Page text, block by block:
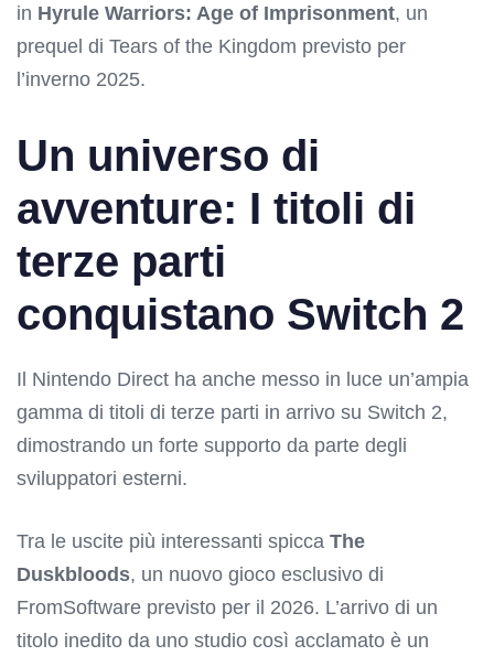
in Hyrule Warriors: Age of Imprisonment, un
prequel di Tears of the Kingdom previsto per
l’inverno 2025.
Un universo di
avventure: I titoli di
terze parti
conquistano Switch 2
Il Nintendo Direct ha anche messo in luce un’ampia
gamma di titoli di terze parti in arrivo su Switch 2,
dimostrando un forte supporto da parte degli
sviluppatori esterni.
Tra le uscite più interessanti spicca The
Duskbloods, un nuovo gioco esclusivo di
FromSoftware previsto per il 2026. L’arrivo di un
titolo inedito da uno studio così acclamato è un